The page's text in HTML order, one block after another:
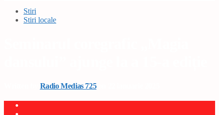
Stiri
Stiri locale
Radio Medias 725on 22 ianuarie 2025